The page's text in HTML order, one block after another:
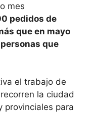
mes
pedidos de
que en mayo
que
el trabajo de
la ciudad
provinciales para